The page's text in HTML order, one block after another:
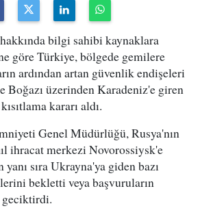
bilgi sahibi kaynaklara
göre Türkiye, bölgede gemilere
ardından artan güvenlik endişeleri
Boğazı üzerinden Karadeniz'e giren
kararı aldı.
Genel Müdürlüğü, Rusya'nın
ihracat merkezi Novorossiysk'e
sıra Ukrayna'ya giden bazı
bekletti veya başvuruların